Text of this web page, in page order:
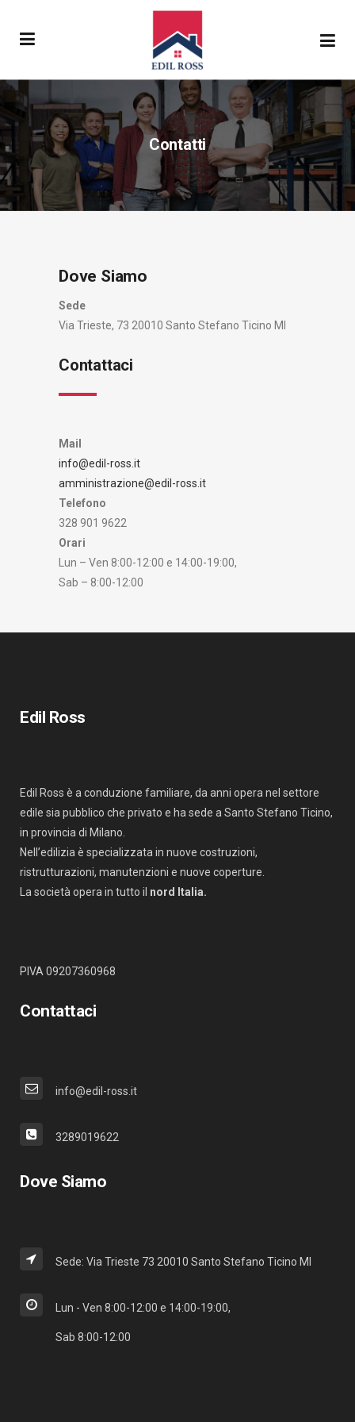
Contatti
Dove Siamo
Sede
Via Trieste, 73 20010 Santo Stefano Ticino MI
Contattaci
Mail
info@edil-ross.it
amministrazione@edil-ross.it
Telefono
328 901 9622
Orari
Lun – Ven 8:00-12:00 e 14:00-19:00,
Sab – 8:00-12:00
Edil Ross
Edil Ross è a conduzione familiare, da anni opera nel settore
edile sia pubblico che privato e ha sede a Santo Stefano Ticino,
in provincia di Milano.
Nell’edilizia è specializzata in nuove costruzioni,
ristrutturazioni, manutenzioni e nuove coperture.
La società opera in tutto il nord Italia.
PIVA 09207360968
Contattaci
info@edil-ross.it
3289019622
Dove Siamo
Sede: Via Trieste 73 20010 Santo Stefano Ticino MI
Lun - Ven 8:00-12:00 e 14:00-19:00,
Sab 8:00-12:00